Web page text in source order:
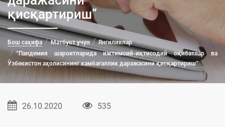
қисқартириш”
Бош саҳифа Матбуот учун
Янгиликлар
“Пандемия шароитларида ижтимоий-иқтисодий оқибатлар ва
Ўзбекистон аҳолисининг камбағаллик даражасини қисқартириш”
26.10.2020 535